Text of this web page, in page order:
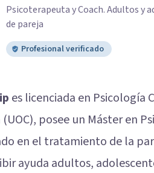
Psicoterapeuta y Coach. Adultos y
de pareja
Profesional verificado
es licenciada en Psicología
posee un Máster en
en el tratamiento de la
ayuda adultos,